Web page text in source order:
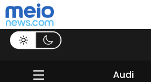
Audi